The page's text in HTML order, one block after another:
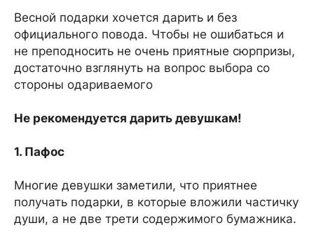
Весной подарки хочется дарить и без
официального повода. Чтобы не ошибаться и
не преподносить не очень приятные сюрпризы,
достаточно взглянуть на вопрос выбора со
стороны одариваемого
Не рекомендуется дарить девушкам!
1. Пафос
Многие девушки заметили, что приятнее
получать подарки, в которые вложили частичку
души, а не две трети содержимого бумажника.